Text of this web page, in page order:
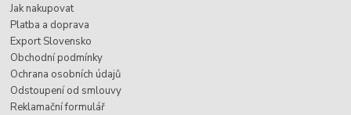
Jak nakupovat
Platba a doprava
Export Slovensko
Obchodní podmínky
Ochrana osobních údajů
Odstoupení od smlouvy
Reklamační formulář